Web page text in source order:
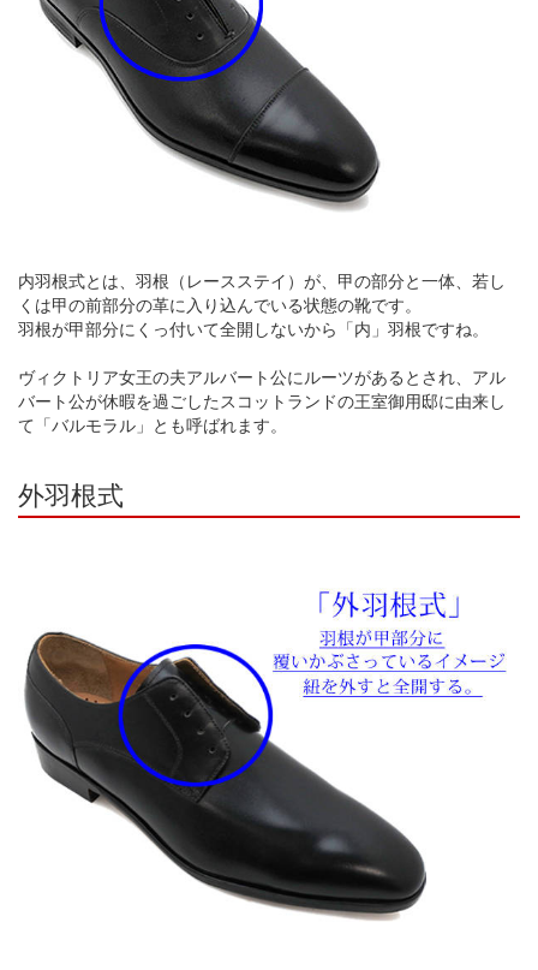
内羽根式とは、羽根（レースステイ）が、甲の部分と一体、若し
くは甲の前部分の革に入り込んでいる状態の靴です。
羽根が甲部分にくっ付いて全開しないから「内」羽根ですね。
ヴィクトリア女王の夫アルバート公にルーツがあるとされ、アル
バート公が休暇を過ごしたスコットランドの王室御用邸に由来し
て「バルモラル」とも呼ばれます。
外羽根式